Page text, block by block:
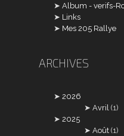
Album - verifs-
Links
Mes 205 Rallye
ARCHIVES
2026
Avril (1)
2025
Août (1)